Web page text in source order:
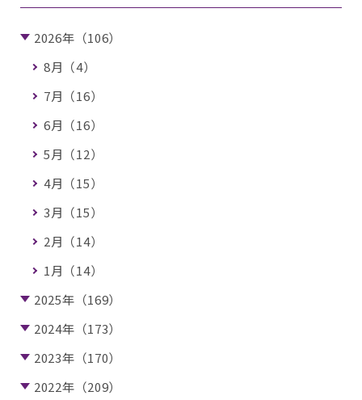
2026年（106）
8月（4）
7月（16）
6月（16）
5月（12）
4月（15）
3月（15）
2月（14）
1月（14）
2025年（169）
2024年（173）
2023年（170）
2022年（209）